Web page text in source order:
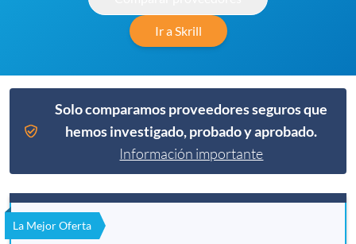
Ir a Skrill
Solo comparamos proveedores seguros que
hemos investigado, probado y aprobado.
Información importante
La Mejor Oferta